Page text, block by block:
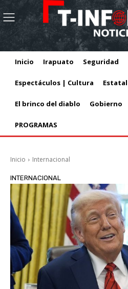
Inicio Irapuato Seguridad
Espectáculos | Cultura Estatal
El brinco del diablo Gobierno
PROGRAMAS
Inicio Internacional
INTERNACIONAL